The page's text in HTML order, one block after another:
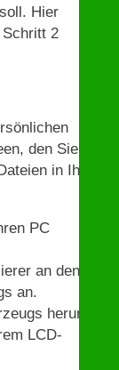
Hier
2
den Sie
in Ihrem
PC
an den
an.
herunter,
LCD-